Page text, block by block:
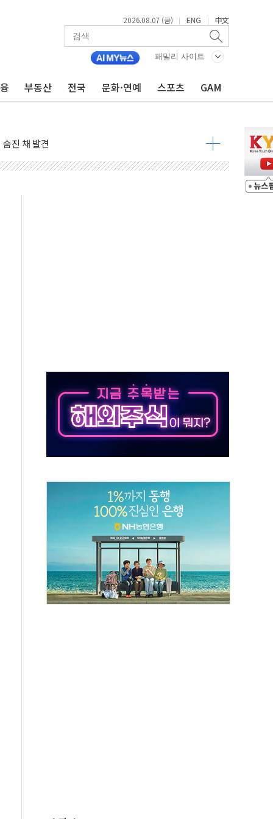
2026.08.07 (금) | ENG | 中文
패밀리 사이트
부동산 전국 문화·연예 스포츠 GAM
건넨 韓기업 조사… "관세 무마용 뇌물 의혹"
업, 중국제 공유기서 '백도어' 발견
겠다"
세계 1위…국내 회원 34% 증가
2026' 참가
…순이익 흑자 전환
의 서한…"표현의 자유 위협"
분기 영업이익 121% 급증
기·충북 선관위 등 추가 압수수색
', 30일 2주년 기념 행사
...RSU 세제지원 긍정 검토되길"